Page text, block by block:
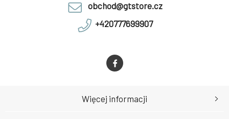
obchod@gtstore.cz
+420777699907
Więcej informacji